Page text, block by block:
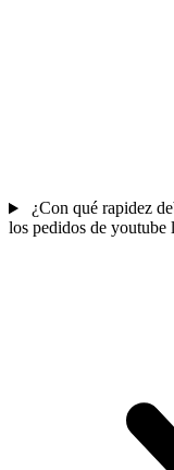
¿Con qué rapidez
los pedidos de youtube